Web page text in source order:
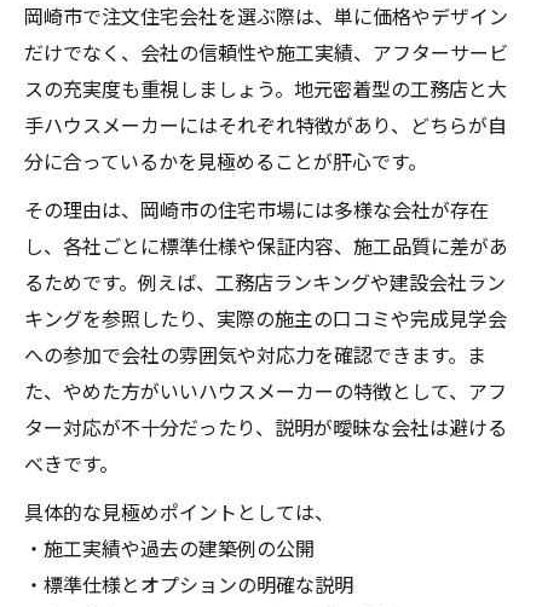
岡崎市で注文住宅会社を選ぶ際は、単に価格やデザイン
だけでなく、会社の信頼性や施工実績、アフターサービ
スの充実度も重視しましょう。地元密着型の工務店と大
手ハウスメーカーにはそれぞれ特徴があり、どちらが自
分に合っているかを見極めることが肝心です。
その理由は、岡崎市の住宅市場には多様な会社が存在
し、各社ごとに標準仕様や保証内容、施工品質に差があ
るためです。例えば、工務店ランキングや建設会社ラン
キングを参照したり、実際の施主の口コミや完成見学会
への参加で会社の雰囲気や対応力を確認できます。ま
た、やめた方がいいハウスメーカーの特徴として、アフ
ター対応が不十分だったり、説明が曖昧な会社は避ける
べきです。
具体的な見極めポイントとしては、
・施工実績や過去の建築例の公開
・標準仕様とオプションの明確な説明